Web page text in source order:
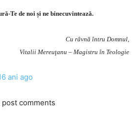
Te de noi și ne binecuvintează.
Cu râvnă întru Domnul,
Vitalii Mereuţanu – Magistru în Teologie
ani ago
post comments